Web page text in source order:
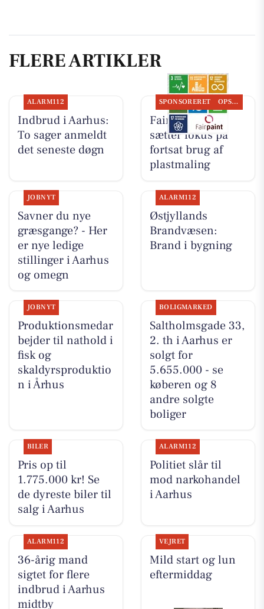
FLERE ARTIKLER
ALARM112
Indbrud i Aarhus:
To sager anmeldt
det seneste døgn
SPONSORERET OPSLAGSTAVLEN
Fairpaint ApS
sætter fokus på
fortsat brug af
plastmaling
JOBNYT
Savner du nye
græsgange? - Her
er nye ledige
stillinger i Aarhus
og omegn
ALARM112
Østjyllands
Brandvæsen:
Brand i bygning
JOBNYT
Produktionsmedar
bejder til nathold i
fisk og
skaldyrsproduktio
n i Århus
BOLIGMARKED
Saltholmsgade 33,
2. th i Aarhus er
solgt for
5.655.000 - se
køberen og 8
andre solgte
boliger
BILER
Pris op til
1.775.000 kr! Se
de dyreste biler til
salg i Aarhus
ALARM112
Politiet slår til
mod narkohandel
i Aarhus
ALARM112
36-årig mand
sigtet for flere
indbrud i Aarhus
midtby
VEJRET
Mild start og lun
eftermiddag